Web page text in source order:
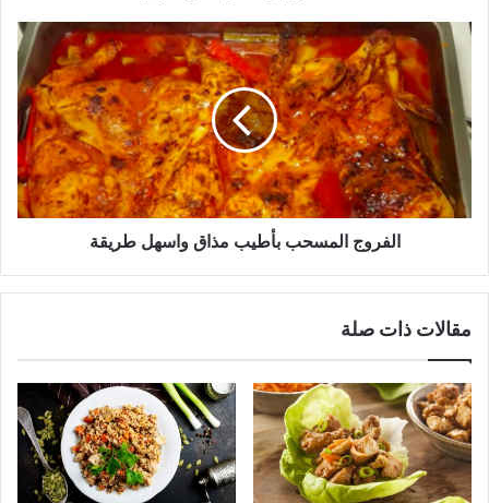
الفروج
المسحب
بأطيب
مذاق
واسهل
طريقة
الفروج المسحب بأطيب مذاق واسهل طريقة
مقالات ذات صلة